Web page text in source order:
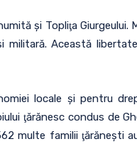
şi Topliţa
Această
locale şi pentru
ţărănesc condus de
multe familii